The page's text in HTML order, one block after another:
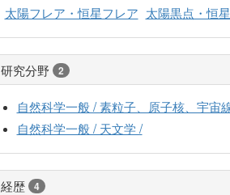
太陽フレア・恒星フレア 太陽黒点・恒
研究分野 2
自然科学一般 / 素粒子、原子核、宇宙
自然科学一般 / 天文学 /
経歴 4